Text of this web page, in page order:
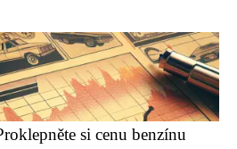
si cenu benzínu